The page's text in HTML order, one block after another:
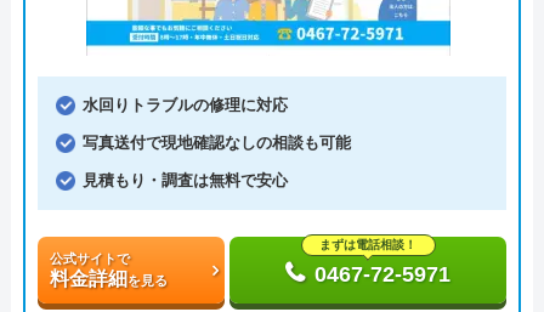
水回りトラブルの修理に対応
写真送付で現地確認なしの相談も可能
見積もり・調査は無料で安心
公式サイトで
料金詳細を見る
まずは電話相談！
0467-72-5971